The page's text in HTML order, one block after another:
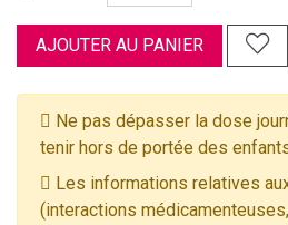
AJOUTER AU PANIER
Ne pas dépasser la dose
tenir hors de portée des
Les informations relatives
(interactions